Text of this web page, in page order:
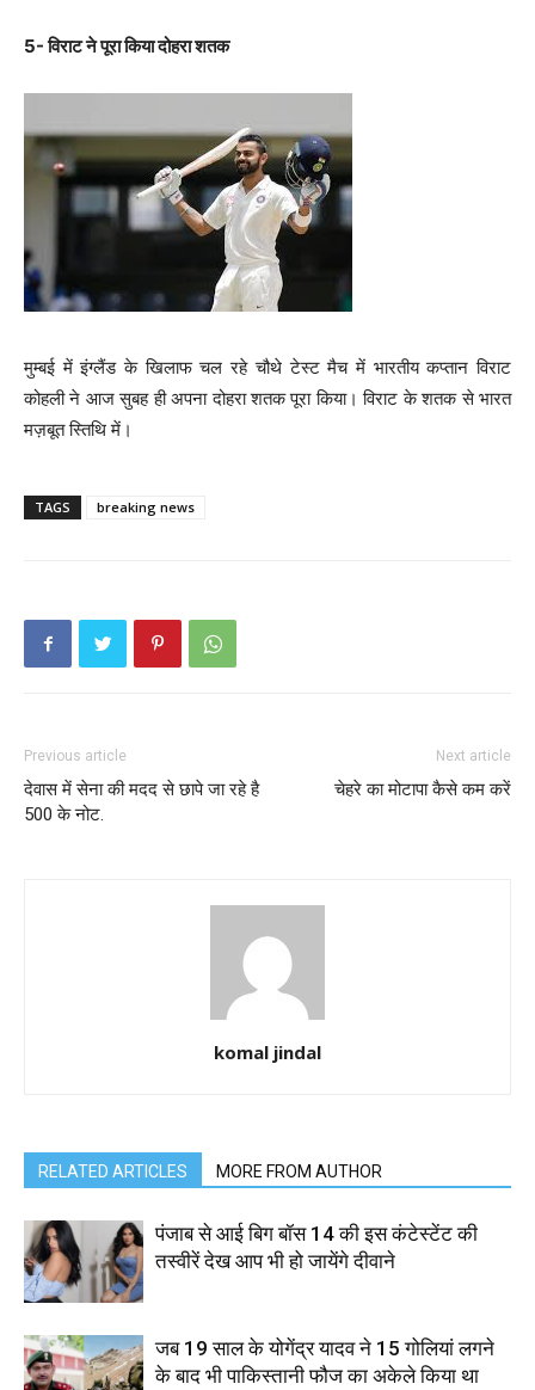
5- विराट ने पूरा किया दोहरा शतक
मुम्बई में इंग्लैंड के खिलाफ चल रहे चौथे टेस्ट मैच में भारतीय कप्तान विराट
कोहली ने आज सुबह ही अपना दोहरा शतक पूरा किया। विराट के शतक से भारत
मज़बूत स्तिथि में।
TAGS breaking news
Previous article
देवास में सेना की मदद से छापे जा रहे है
500 के नोट.
Next article
चेहरे का मोटापा कैसे कम करें
komal jindal
RELATED ARTICLES MORE FROM AUTHOR
पंजाब से आई बिग बॉस 14 की इस कंटेस्टेंट की
तस्वीरें देख आप भी हो जायेंगे दीवाने
जब 19 साल के योगेंद्र यादव ने 15 गोलियां लगने
के बाद भी पाकिस्तानी फौज का अकेले किया था